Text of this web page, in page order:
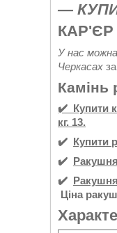
—
У нас
Черкасах
Камінь
✔️ Купити
кг. 13.
✔️ Купити
✔️
✔️
Ціна